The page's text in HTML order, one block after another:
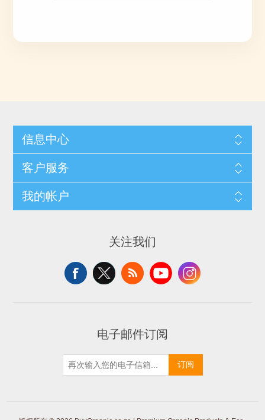
信息中心
客户服务
我的帐户
关注我们
电子邮件订阅
订阅